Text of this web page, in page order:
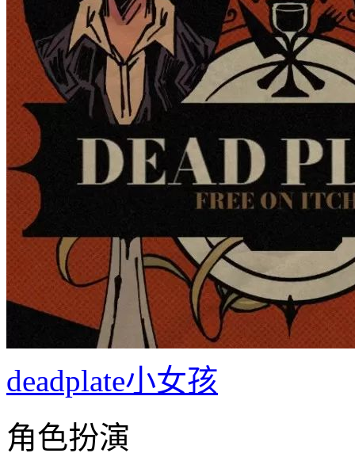
deadplate小女孩
角色扮演